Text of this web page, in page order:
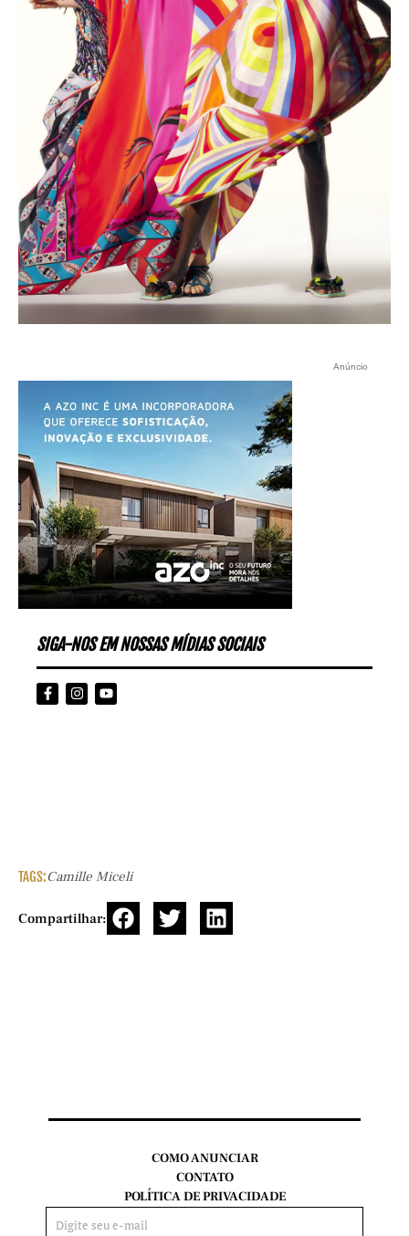
Anúncio
SIGA-NOS EM NOSSAS MÍDIAS SOCIAIS
TAGS:Camille Miceli
Compartilhar:
COMO ANUNCIAR
CONTATO
POLÍTICA DE PRIVACIDADE